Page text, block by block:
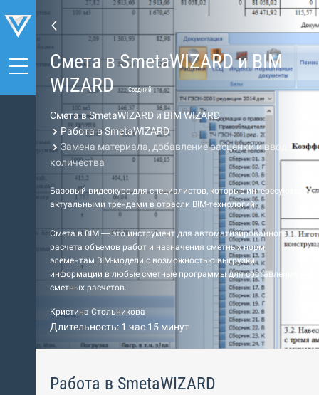
Cмета в SmetaWIZARD и BIM
WIZARD
Средний
Cмета в SmetaWIZARD и BIM WIZARD
Работа в SmetaWIZARD
Замена материала, добавление расценки и ввод
количества
Базовый видеокурс для специалистов, которые интересуются
актуальными трендами в отрасли BIM-технологий.
Cмета в BIM — это инструмент для автоматизированного
расчета объемов работ и назначения сметных норм
элементам BIM-модели с возможностью выгрузки
информации в любые сметные программы для составления
сметных расчетов.
Кристина Стольникова
Длительность: 1 час 15 минут
Работа в SmetaWIZARD